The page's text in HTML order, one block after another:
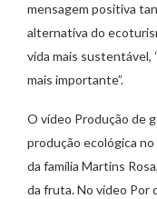
mensagem positiva
alternativa do
vida mais sustentável,
mais importante”.
O vídeo Produção de
produção ecológica
da família Martins
da fruta. No vídeo Por